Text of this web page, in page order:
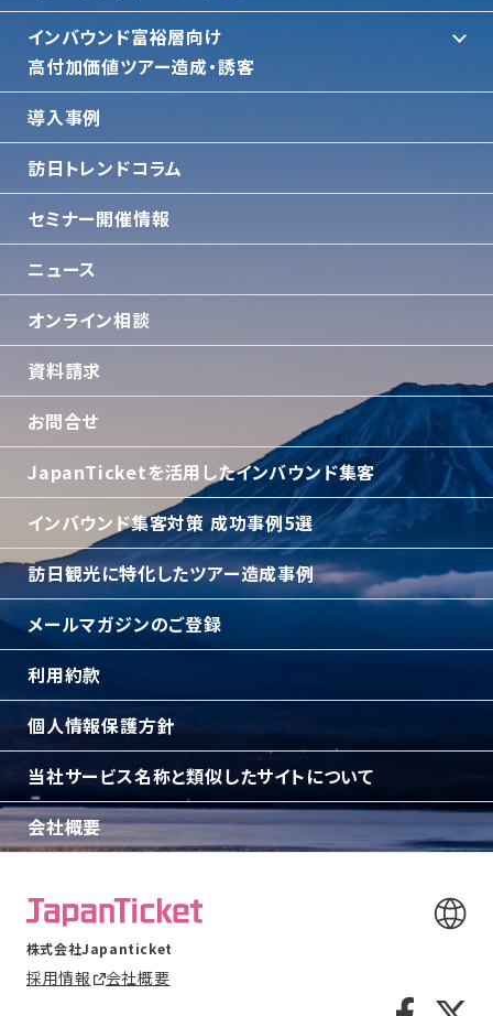
インバウンド富裕層向け
⾼付加価値ツアー造成・誘客
導入事例
訪日トレンドコラム
セミナー開催情報
ニュース
オンライン相談
資料請求
お問合せ
JapanTicketを活用したインバウンド集客
インバウンド集客対策 成功事例5選
訪日観光に特化したツアー造成事例
メールマガジンのご登録
利用約款
個人情報保護方針
当社サービス名称と類似したサイトについて
会社概要
株式会社Japanticket
採用情報 会社概要